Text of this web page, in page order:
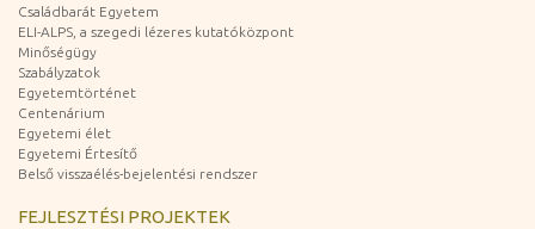
Családbarát Egyetem
ELI-ALPS, a szegedi lézeres kutatóközpont
Minőségügy
Szabályzatok
Egyetemtörténet
Centenárium
Egyetemi élet
Egyetemi Értesítő
Belső visszaélés-bejelentési rendszer
FEJLESZTÉSI PROJEKTEK